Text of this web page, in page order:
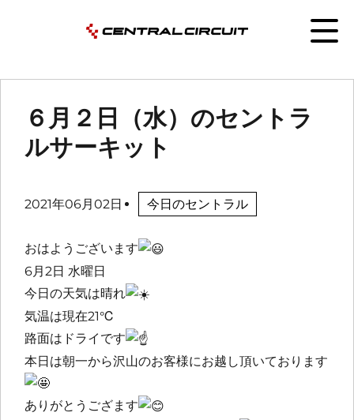
６月２日（水）のセントラ
ルサーキット
2021年06月02日 今日のセントラル
おはようございます
6月2日 水曜日
今日の天気は晴れ
気温は現在21℃
路面はドライです
本日は朝一から沢山のお客様にお越し頂いております
ありがとうござます